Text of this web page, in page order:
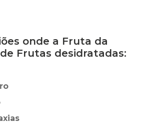
onde a Fruta da
Frutas desidratadas: